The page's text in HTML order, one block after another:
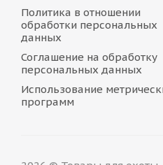
Политика в отношении
обработки персональных
данных
Соглашение на обработку
персональных данных
Использование
программ